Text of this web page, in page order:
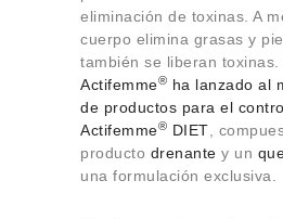
eliminación de toxinas. A
cuerpo elimina grasas y
también se liberan toxinas.
Actifemme® ha lanzado al
de productos para el
Actifemme® DIET ,
producto drenante y un
una formulación exclusiva.